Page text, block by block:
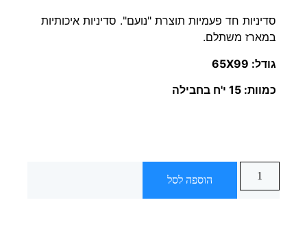
סדיניות חד פעמיות תוצרת "נועם". סדיניות איכותיות
במארז משתלם.
גודל: 65X99
כמוות: 15 י'ח בחבילה
הוספה לסל